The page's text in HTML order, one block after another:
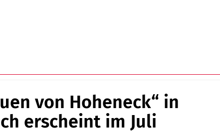
von Hoheneck“ in
erscheint im Juli